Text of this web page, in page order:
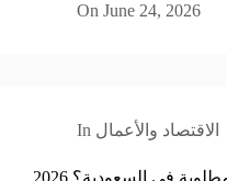
On June 24, 2026
In الاقتصاد والأعمال
ما هي كورسات المطلوبة في السعودية؟ 2026